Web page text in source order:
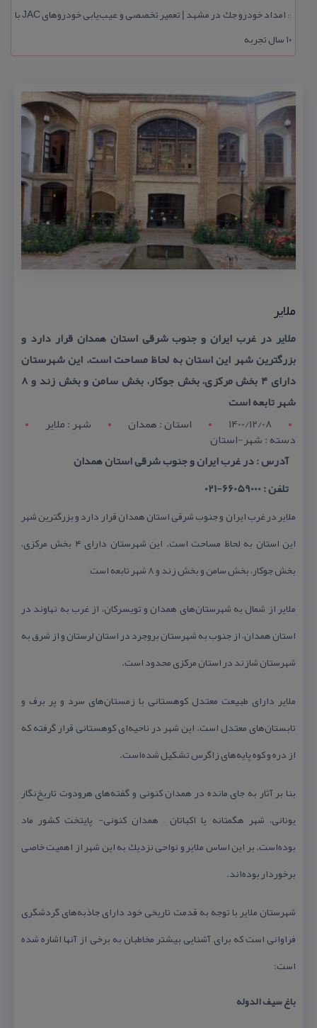
::
امداد خودرو جك در مشهد | تعمیر تخصصی و عیب‌یابی خودروهای JAC با
۱۰ سال تجربه
ملایر
ملایر در غرب ایران و جنوب شرقی استان همدان قرار دارد و
بزرگترین شهر این استان به لحاظ مساحت است. این شهرستان
دارای ۴ بخش مركزی، بخش جوكار، بخش سامن و بخش زند و ۸
شهر تابعه است
1400/12/08
استان : همدان شهر : ملاير
دسته : شهر-استان
آدرس : در غرب ایران و جنوب شرقی استان همدان
تلفن : 66059000-021
ملایر در غرب ایران و جنوب شرقی استان همدان قرار دارد و بزرگترین شهر
این استان به لحاظ مساحت است. این شهرستان دارای ۴ بخش مركزی،
بخش جوكار، بخش سامن و بخش زند و ۸ شهر تابعه است
ملایر از شمال به شهرستان‌های همدان و تویسركان، از غرب به نهاوند در
استان همدان، از جنوب به شهرستان بروجرد در استان لرستان و از شرق به
شهرستان شازند در استان مركزی محدود است.
ملایر دارای طبیعت معتدل كوهستانی با زمستان‌های سرد و پر برف و
تابستان‌های معتدل است. این شهر در ناحیه‌ای كوهستانی قرار گرفته كه
از دره و كوه پایه‌های زاگرس تشكیل شده‌است.
بنا بر آثار به جای مانده در همدان كنونی و گفته‌های هرودوت تاریخ‌نگار
یونانی، شهر هگمتانه یا اكباتان – همدان كنونی- پایتخت كشور ماد
بوده‌است. بر این اساس ملایر و نواحی نزدیك به این شهر از اهمیت خاصی
برخوردار بوده‌اند.
شهرستان ملایر با توجه به قدمت تاریخی خود دارای جاذبه‌های گردشگری
فراوانی است كه برای آشنایی بیشتر مخاطبان به برخی از آنها اشاره شده
است:
باغ سیف الدوله